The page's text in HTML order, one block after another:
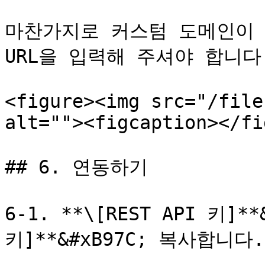
마찬가지로 커스텀 도메인
URL을 입력해 주셔야 합니
<figure><img src="/files/
alt=""><figcaption></
## 6. 연동하기
6-1. **\[REST API 키
키]**&#xB97C; 복사합니다.